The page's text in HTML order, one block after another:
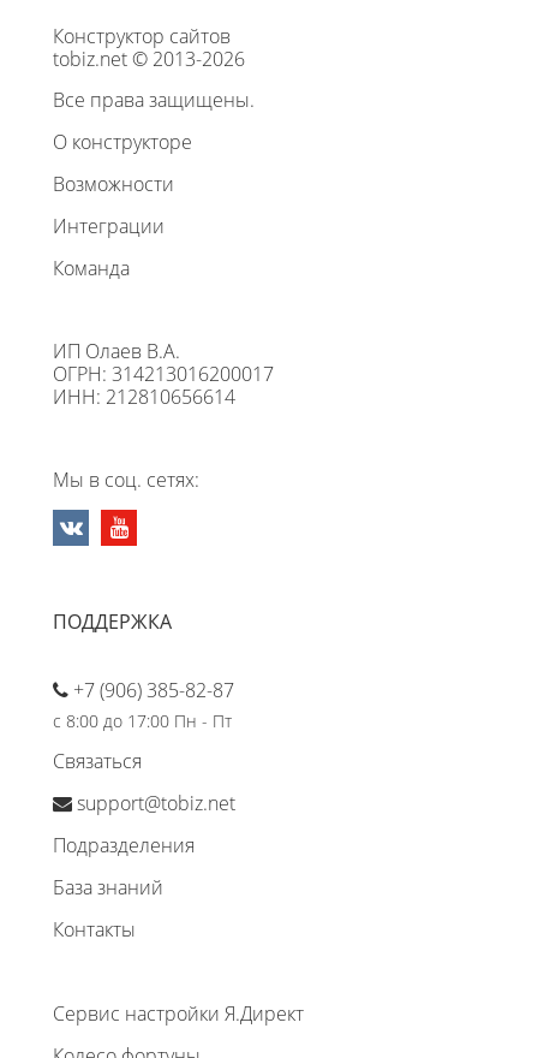
Конструктор сайтов
tobiz.net © 2013-2026
Все права защищены.
О конструкторе
Возможности
Интеграции
Команда
ИП Олаев В.А.
ОГРН: 314213016200017
ИНН: 212810656614
Мы в соц. сетях:
ПОДДЕРЖКА
+7 (906) 385-82-87
с 8:00 до 17:00 Пн - Пт
Связаться
support@tobiz.net
Подразделения
База знаний
Контакты
Сервис настройки Я.Директ